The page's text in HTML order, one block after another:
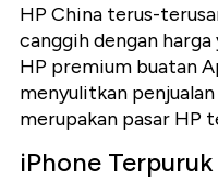
HP China terus-
canggih dengan
HP premium buatan
menyulitkan
merupakan pasar HP
iPhone